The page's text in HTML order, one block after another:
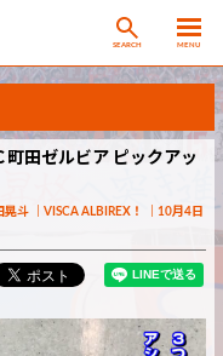
SEARCH MENU
町田ゼルビア ピックアッ
晃斗 VISCA ALBIREX！
10月4日